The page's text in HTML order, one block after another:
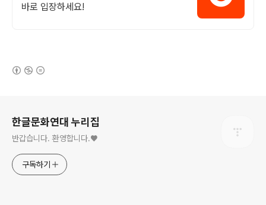
바로 입장하세요!
한글문화연대 누리집
반갑습니다. 환영합니다.♥
구독하기